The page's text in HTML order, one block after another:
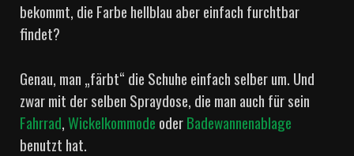
bekommt, die Farbe hellblau aber einfach furchtbar
findet?
Genau, man „färbt“ die Schuhe einfach selber um. Und
zwar mit der selben Spraydose, die man auch für sein
Fahrrad,Wickelkommode oderBadewannenablage
benutzt hat.